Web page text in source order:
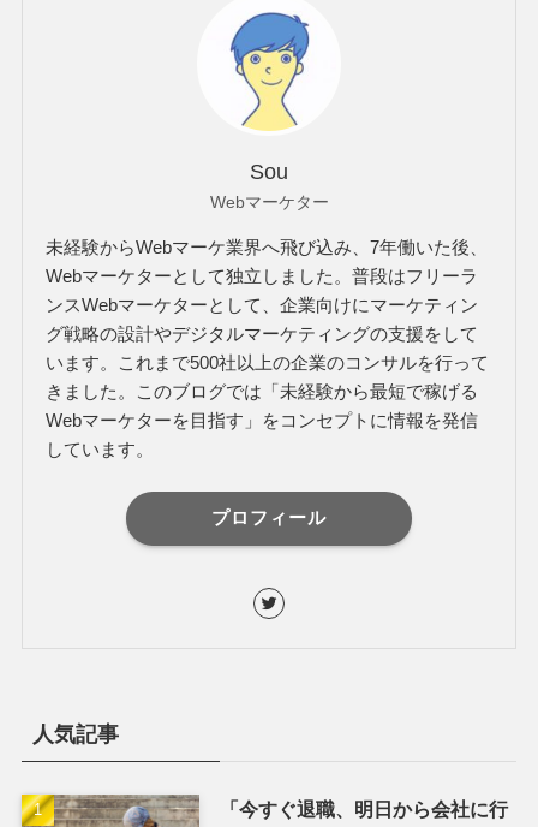
Sou
Webマーケター
未経験からWebマーケ業界へ飛び込み、7年働いた後、
Webマーケターとして独立しました。普段はフリーラ
ンスWebマーケターとして、企業向けにマーケティン
グ戦略の設計やデジタルマーケティングの支援をして
います。これまで500社以上の企業のコンサルを行って
きました。このブログでは「未経験から最短で稼げる
Webマーケターを目指す」をコンセプトに情報を発信
しています。
プロフィール
人気記事
「今すぐ退職、明日から会社に行